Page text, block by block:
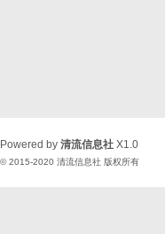
Powered by 清流信息社 X1.0
© 2015-2020 清流信息社 版权所有